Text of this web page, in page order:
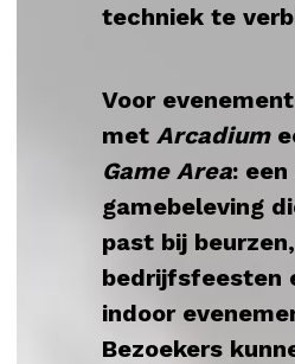
techniek te
Voor
met Arcadium
Game Area:
gamebeleving
past bij beurzen,
bedrijfsfeesten
indoor
Bezoekers